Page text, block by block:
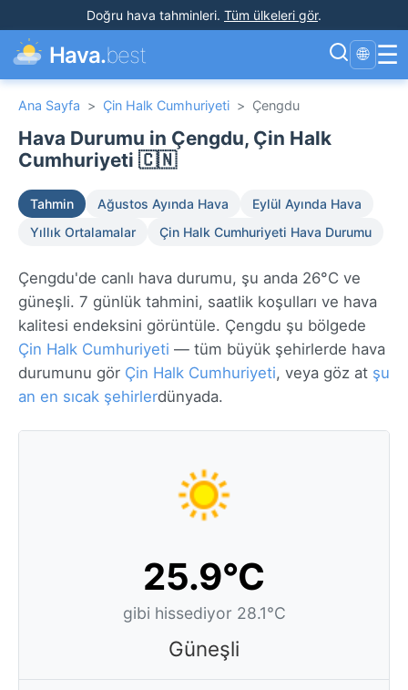
Doğru hava tahminleri. Tüm ülkeleri gör.
Hava.best 🌐 ☰
Ana Sayfa > Çin Halk Cumhuriyeti > Çengdu
Hava Durumu in Çengdu, Çin Halk
Cumhuriyeti 🇨🇳
Tahmin Ağustos Ayında Hava
Eylül Ayında Hava
Yıllık Ortalamalar
Çin Halk Cumhuriyeti Hava Durumu
Çengdu'de canlı hava durumu, şu anda 26°C ve
güneşli. 7 günlük tahmini, saatlik koşulları ve hava
kalitesi endeksini görüntüle. Çengdu şu bölgede
Çin Halk Cumhuriyeti — tüm büyük şehirlerde hava
durumunu gör Çin Halk Cumhuriyeti, veya göz at şu
an en sıcak şehirlerdünyada.
25.9°C
gibi hissediyor 28.1°C
Güneşli